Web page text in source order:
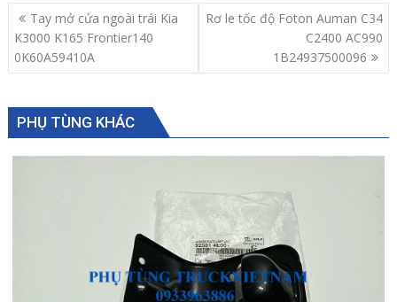
Post
navigation
Tay mở cửa ngoài trái Kia
K3000 K165 Frontier140
0K60A59410A
Rơ le tốc độ Foton Auman C34
C2400 AC990
1B24937500096
PHỤ TÙNG KHÁC